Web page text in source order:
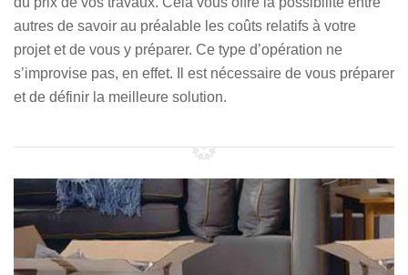
autres de savoir au préalable les coûts relatifs à votre
projet et de vous y préparer. Ce type d’opération ne
s’improvise pas, en effet. Il est nécessaire de vous préparer
et de définir la meilleure solution.